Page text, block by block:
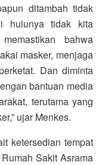
ditambah tidak
hulunya tidak kita
bahwa
masker, menjaga
Dan diminta
bantuan media
terutama yang
ujar Menkes.
ketersedian tempat
Sakit Asrama